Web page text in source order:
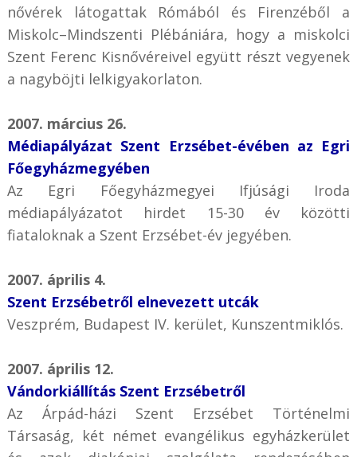
nővérek látogattak Rómából és Firenzéből a
Miskolc–Mindszenti Plébániára, hogy a miskolci
Szent Ferenc Kisnővéreivel együtt részt vegyenek
a nagyböjti lelkigyakorlaton.
2007. március 26.
Médiapályázat Szent Erzsébet-évében az Egri
Főegyházmegyében
Az Egri Főegyházmegyei Ifjúsági Iroda
médiapályázatot hirdet 15-30 év közötti
fiataloknak a Szent Erzsébet-év jegyében.
2007. április 4.
Szent Erzsébetről elnevezett utcák
Veszprém, Budapest IV. kerület, Kunszentmiklós.
2007. április 12.
Vándorkiállítás Szent Erzsébetről
Az Árpád-házi Szent Erzsébet Történelmi
Társaság, két német evangélikus egyházkerület